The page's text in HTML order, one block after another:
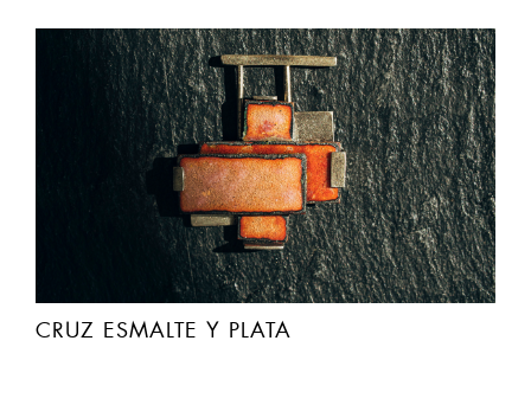
CRUZ ESMALTE Y PLATA